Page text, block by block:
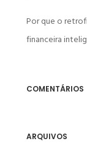
Por que o
financeira
COMENTÁRIOS
ARQUIVOS